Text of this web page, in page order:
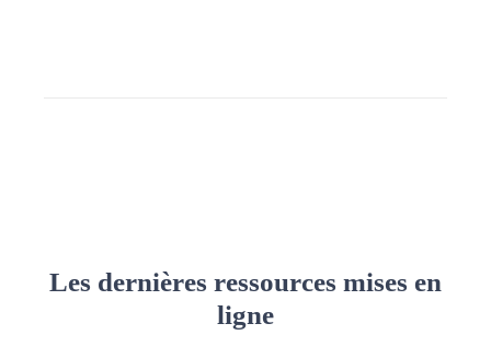
Les dernières ressources mises en
ligne